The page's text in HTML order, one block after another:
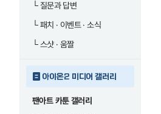
└질문과 답변
└패치 · 이벤트 · 소식
└스샷 · 움짤
아이온2 미디어 갤러리
팬아트 카툰 갤러리